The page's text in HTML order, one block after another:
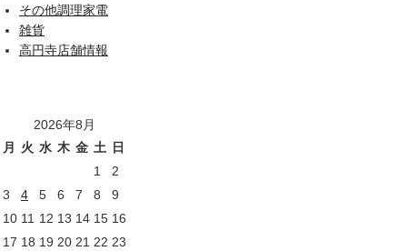
その他調理家電
雑貨
高円寺店舗情報
2026年8月
月
火 水 木 金 土 日
1
2
3
4 5 6 7 8
9
10 11 12 13 14 15 16
17 18 19 20 21 22 23